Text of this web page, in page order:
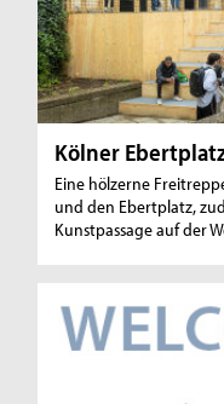
Kölner
Eine hölzerne
und den Ebertplatz,
Kunstpassage auf der